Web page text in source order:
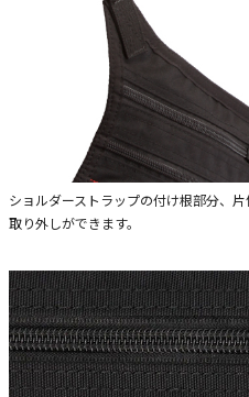
ショルダーストラップの付け根部分、
取り外しができます。